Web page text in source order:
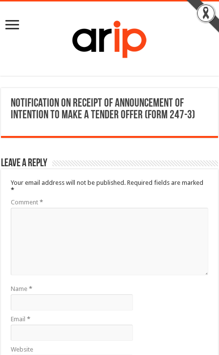
Notification on Receipt of Announcement of
Intention to Make a Tender Offer (Form 247-3)
Leave a Reply
Your email address will not be published. Required fields are marked
*
Comment*
Name*
Email*
Website